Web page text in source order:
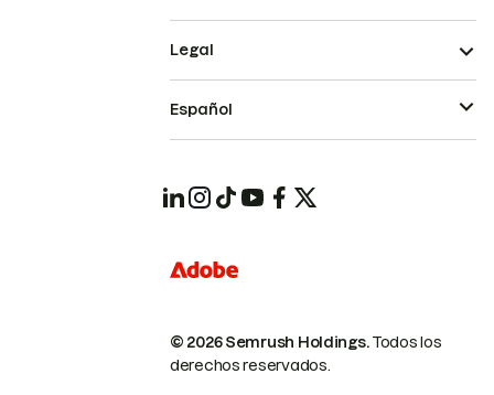
© 2026 Semrush Holdings.Todos los
derechos reservados.
Legal
Español